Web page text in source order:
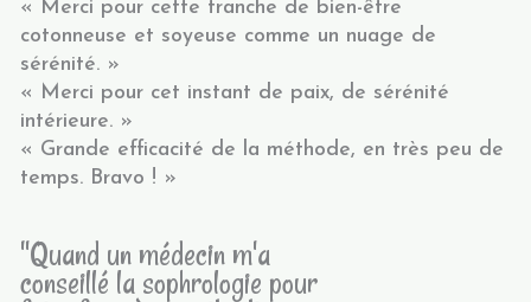
« Merci pour cette tranche de bien-être
cotonneuse et soyeuse comme un nuage de
sérénité. »
« Merci pour cet instant de paix, de sérénité
intérieure. »
« Grande efficacité de la méthode, en très peu de
temps. Bravo ! »
"Quand un médecin m'a
conseillé la sophrologie pour